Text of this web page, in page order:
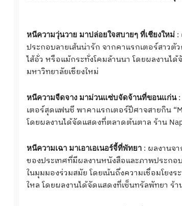
หนีความวุ่นวาย มาปล่อยใจสบายๆ ที่เชียงใหม่:
ประกอบลายเส้นน่ารัก จากคาแรกเตอร์สาวตั
ไส้อั่ว หรือแม้กระทั่งโคมล้านนา โดยผลงานได้
มหาวิทยาลัยเชียงใหม่
หนีความจืดจาง มาม่วนแซ่บจัดจ้านที่ขอนแก่น:
เตอร์สุดแฟนซี พาคาแรกเตอร์ปีศาจสายกิน
โดยผลงานได้จัดแสดงที่ตลาดต้นตาล ร้าน
หนีความเฉา มาเอาเอเนอร์จี้ที่พัทยา: ผลงานจ
ของประเทศที่มีผลงานหนังสือและภาพประกอ
ในมุมมองร่วมสมัย โดยเน้นถึงความเชื่อมโยง
ใหล โดยผลงานได้จัดแสดงที่เซ็นทรัลพัทยา ร้า